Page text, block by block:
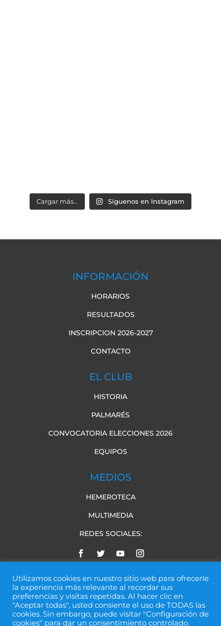
Cargar más... Síguenos en Instagram
INFORMACIÓN
HORARIOS
RESULTADOS
INSCRIPCION 2026-2027
CONTACTO
EL CLUB
HISTORIA
PALMARÉS
CONVOCATORIA ELECCIONES 2026
EQUIPOS
MEDIOS
HEMEROTECA
MULTIMEDIA
REDES SOCIALES:
Web desarrollada porIBP Digital
Utilizamos cookies en nuestro sitio web para ofrecerle
la experiencia más relevante al recordar sus
preferencias y visitas repetidas. Al hacer clic en
"Aceptar todas", usted consiente el uso de TODAS las
cookies. Sin embargo, puede visitar "Configuración de
cookies" para dar un consentimiento controlado.